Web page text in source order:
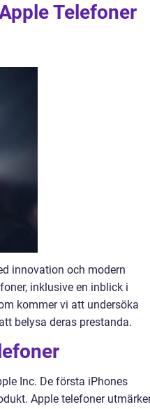
Telefoner
innovation och modern
inklusive en inblick i
kommer vi att undersöka
belysa deras prestanda.
Inc. De första iPhones
Apple telefoner